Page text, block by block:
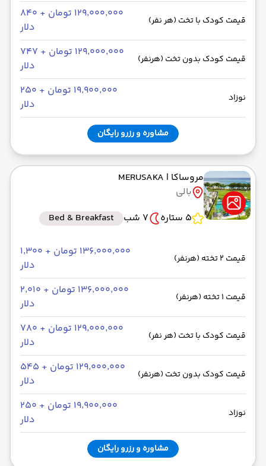
قیمت کودک با تخت (هر نفر)
۱۲۹٬۰۰۰٬۰۰۰ تومان + ۸۴۰
دلار
قیمت کودک بدون تخت (هرنفر)
۱۲۹٬۰۰۰٬۰۰۰ تومان + ۷۴۷
دلار
نوزاد
۱۹٬۹۰۰٬۰۰۰ تومان + ۲۵۰
دلار
مشاوره و رزرو رایگان
مروساکا | MERUSAKA
بالی
5 ستاره
7 شب Bed & Breakfast
قیمت 2 تخته (هرنفر)
۱۳۶٬۰۰۰٬۰۰۰ تومان + ۱٬۳۰۰
دلار
قیمت 1 تخته (هرنفر)
۱۳۶٬۰۰۰٬۰۰۰ تومان + ۲٬۰۱۰
دلار
قیمت کودک با تخت (هر نفر)
۱۲۹٬۰۰۰٬۰۰۰ تومان + ۷۸۰
دلار
قیمت کودک بدون تخت (هرنفر)
۱۲۹٬۰۰۰٬۰۰۰ تومان + ۵۴۵
دلار
نوزاد
۱۹٬۹۰۰٬۰۰۰ تومان + ۲۵۰
دلار
مشاوره و رزرو رایگان